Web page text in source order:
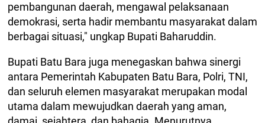
pembangunan daerah, mengawal pelaksanaan
demokrasi, serta hadir membantu masyarakat dalam
berbagai situasi," ungkap Bupati Baharuddin.
Bupati Batu Bara juga menegaskan bahwa sinergi
antara Pemerintah Kabupaten Batu Bara, Polri, TNI,
dan seluruh elemen masyarakat merupakan modal
utama dalam mewujudkan daerah yang aman,